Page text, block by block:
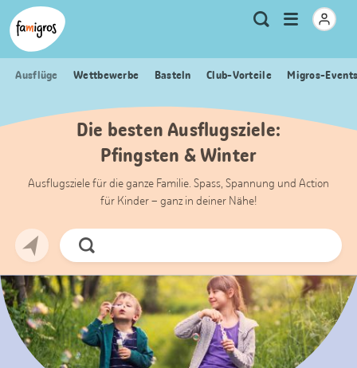
Sprungmarken
Navigation
Header
Logo
Meta
Navigation
Suche
Menu
öffnen
Ausflüge Wettbewerbe Basteln Club-Vorteile Migros-
Die besten Ausflugsziele:
Pfingsten & Winter
Ausflugsziele für die ganze Familie. Spass, Spannung und Action
für Kinder – ganz in deiner Nähe!
Jetzt
Suchen